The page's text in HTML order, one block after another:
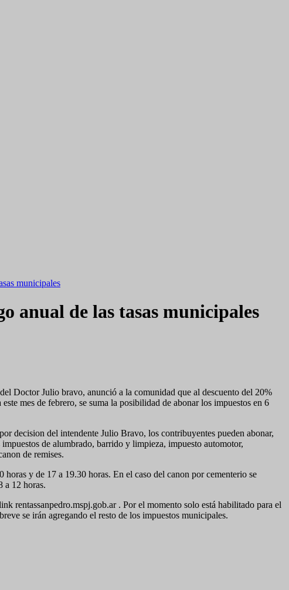
municipales
anual de las tasas municipales
Doctor Julio bravo, anunció a la comunidad que al descuento del 20%
mes de febrero, se suma la posibilidad de abonar los impuestos en 6
decision del intendente Julio Bravo, los contribuyentes pueden abonar,
de alumbrado, barrido y limpieza, impuesto automotor,
de remises.
y de 17 a 19.30 horas. En el caso del canon por cementerio se
a 12 horas.
rentassanpedro.mspj.gob.ar . Por el momento solo está habilitado para el
se irán agregando el resto de los impuestos municipales.